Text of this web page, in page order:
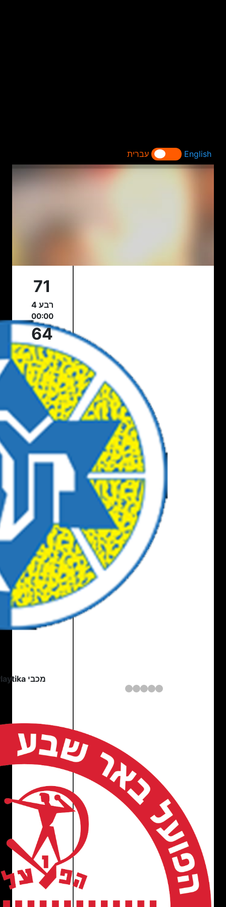
English עברית
מכבי Playtika ת"א
71
רבע 4
00:00
64